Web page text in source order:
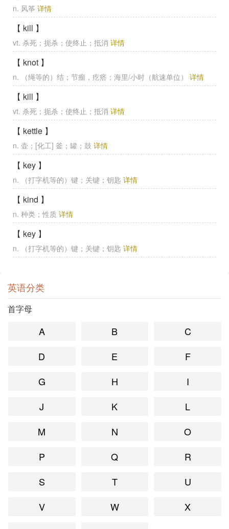
英语分类
首字母
A B
C
D
E
F
G
H
I
J
K
L
M
N
O
P
Q
R
S
T
U
V
W
X
n. 风筝 详情
【 kill 】
vt. 杀死；扼杀；使终止；抵消 详情
【 knot 】
n. （绳等的）结；节瘤，疙瘩；海里/小时（航速单位） 详情
【 kill 】
vt. 杀死；扼杀；使终止；抵消 详情
【 kettle 】
n. 壶；[化工] 釜；罐；鼓 详情
【 key 】
n. （打字机等的）键；关键；钥匙 详情
【 kind 】
n. 种类；性质 详情
【 key 】
n. （打字机等的）键；关键；钥匙 详情